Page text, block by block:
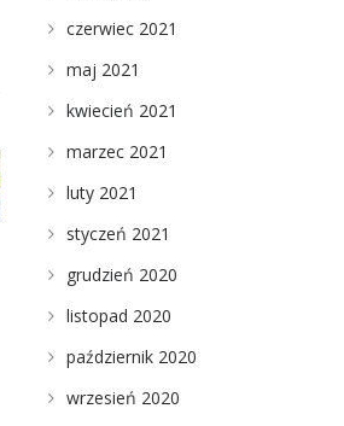
czerwiec 2021
maj 2021
kwiecień 2021
marzec 2021
luty 2021
styczeń 2021
grudzień 2020
listopad 2020
październik 2020
wrzesień 2020